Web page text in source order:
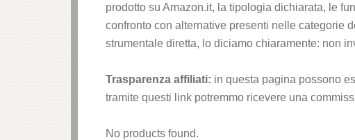
prodotto su Amazon.it, la tipologia dichiarata, le
confronto con alternative presenti nelle categorie
strumentale diretta, lo diciamo chiaramente: non
Trasparenza affiliati: in questa pagina possono
tramite questi link potremmo ricevere una
No products found.